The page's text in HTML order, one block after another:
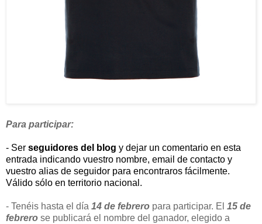
Para participar:
- Ser seguidores del blog y dejar un comentario en esta
entrada indicando vuestro nombre, email de contacto y
vuestro alias de seguidor para encontraros fácilmente.
Válido sólo en territorio nacional.
- Tenéis hasta el día 14 de febrero para participar. El 15 de
febrero se publicará el nombre del ganador, elegido a